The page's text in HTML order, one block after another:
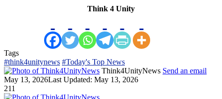
Think 4 Unity
Tags
#think4unitynews #Today's Top News
Think4UnityNews Send an email
May 13, 2026Last Updated: May 13, 2026
211